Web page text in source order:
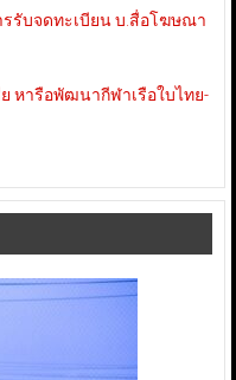
รรับจดทะเบียน บ.สื่อโฆษณา
หารือพัฒนากีฬาเรือใบไทย-